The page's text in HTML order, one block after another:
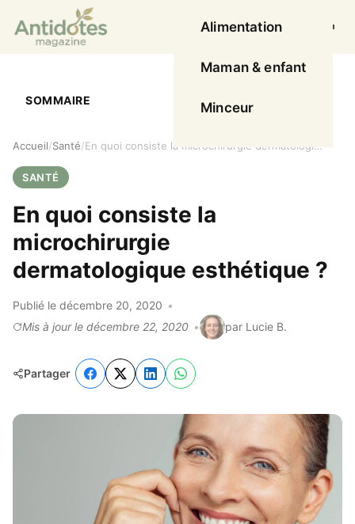
Ouvrir
Alimentation
Maman & enfant
Minceur
Accueil Santé En quoi consiste la microchirurgie dermatologique esthétique ?
SANTÉ
En quoi consiste la
microchirurgie
dermatologique esthétique ?
Publié le décembre 20, 2020
Mis à jour le décembre 22, 2020
par Lucie B.
Partager
SOMMAIRE